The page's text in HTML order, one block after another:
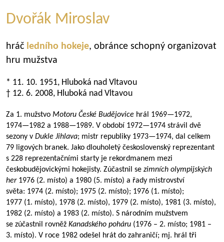
Dvořák Miroslav
hráč ledního hokeje, obránce schopný organizovat
hru mužstva
* 11. 10. 1951, Hluboká nad Vltavou
† 12. 6. 2008, Hluboká nad Vltavou
Za 1. mužstvo Motoru České Budějovice hrál 1969—1972,
1974—1982 a 1988—1989. V období 1972—1974 strávil dvě
sezony v Dukle Jihlava; mistr republiky 1973—1974, dal celkem
79 ligových branek. Jako dlouholetý československý reprezentant
s 228 reprezentačními starty je rekordmanem mezi
českobudějovickými hokejisty. Zúčastnil se zimních olympijských
her1976 (2. místo) a 1980 (5. místo) a řady mistrovství
světa: 1974 (2. místo); 1975 (2. místo); 1976 (1. místo);
1977 (1. místo), 1978 (2. místo), 1979 (2. místo), 1981 (3. místo),
1982 (2. místo) a 1983 (2. místo). S národním mužstvem
se zúčastnil rovněž Kanadského poháru (1976 – 2. místo; 1981 –
3. místo). V roce 1982 odešel hrát do zahraničí; mj. hrál tři